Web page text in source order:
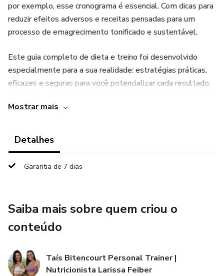
por exemplo, esse cronograma é essencial. Com dicas para
reduzir efeitos adversos e receitas pensadas para um
processo de emagrecimento tonificado e sustentável.
Este guia completo de dieta e treino foi desenvolvido
especialmente para a sua realidade: estratégias práticas,
eficazes e seguras para você potencializar cada resultado,
corpo conquistado a longo prazo.
O caminho completo para chegar na sua melhor forma, do
Mostrar mais
Detalhes
Garantia de 7 dias
Saiba mais sobre quem criou o
conteúdo
Taís Bitencourt Personal Trainer |
Nutricionista Larissa Feiber